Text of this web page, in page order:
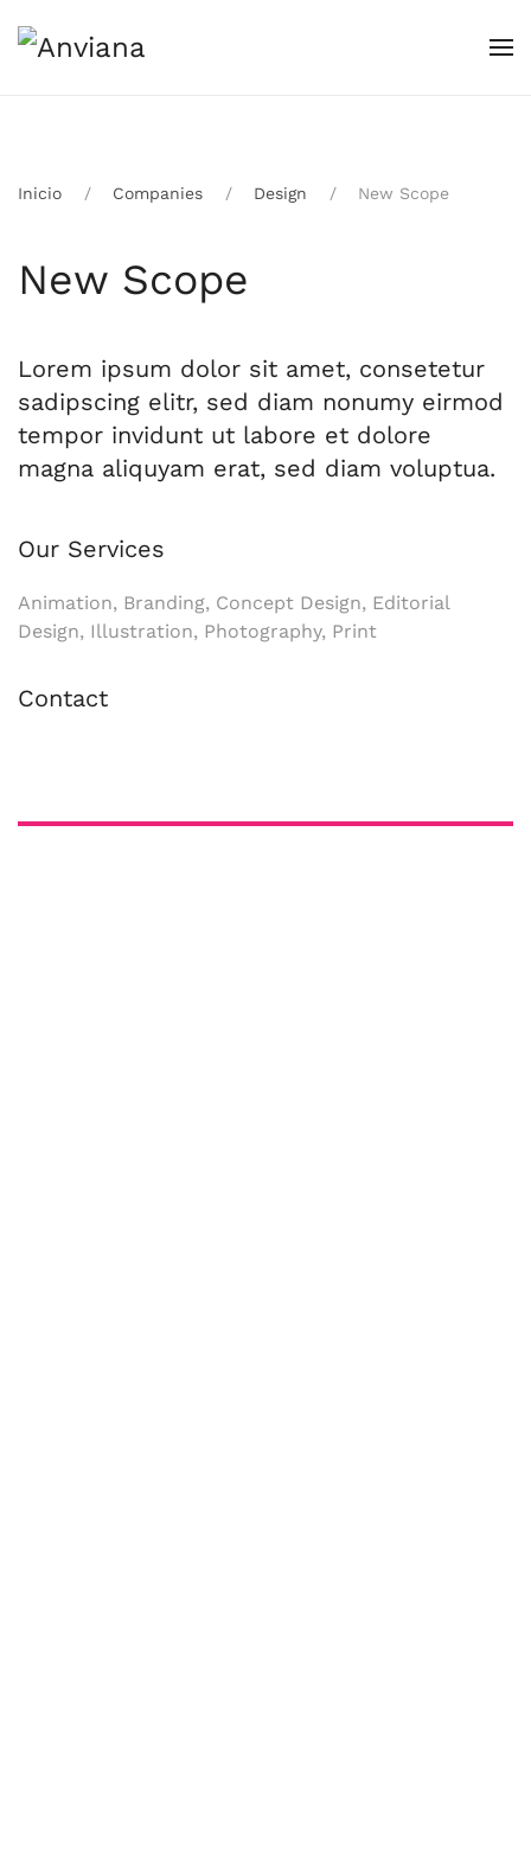
Inicio Companies Design New Scope
New Scope
Lorem ipsum dolor sit amet, consetetur
sadipscing elitr, sed diam nonumy eirmod
tempor invidunt ut labore et dolore
magna aliquyam erat, sed diam voluptua.
Our Services
Animation, Branding, Concept Design, Editorial
Design, Illustration, Photography, Print
Contact